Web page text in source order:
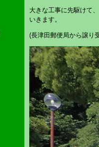
大きな工事に先駆けて
いきます。
(長津田郵便局から譲り